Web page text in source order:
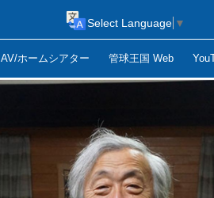
AV/ホームシアター 管球王国 Web
Select Language ▼